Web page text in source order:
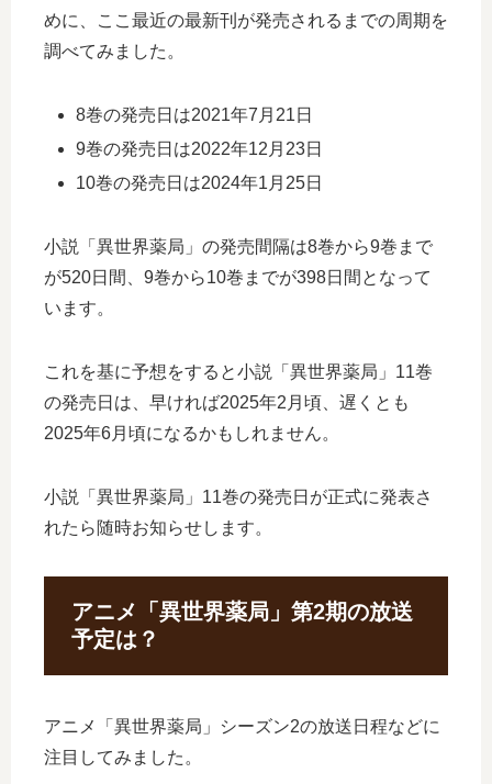
めに、ここ最近の最新刊が発売されるまでの周期を
調べてみました。
8巻の発売日は2021年7月21日
9巻の発売日は2022年12月23日
10巻の発売日は2024年1月25日
小説「異世界薬局」の発売間隔は8巻から9巻まで
が520日間、9巻から10巻までが398日間となって
います。
これを基に予想をすると小説「異世界薬局」11巻
の発売日は、早ければ2025年2月頃、遅くとも
2025年6月頃になるかもしれません。
小説「異世界薬局」11巻の発売日が正式に発表さ
れたら随時お知らせします。
アニメ「異世界薬局」第2期の放送
予定は？
アニメ「異世界薬局」シーズン2の放送日程などに
注目してみました。